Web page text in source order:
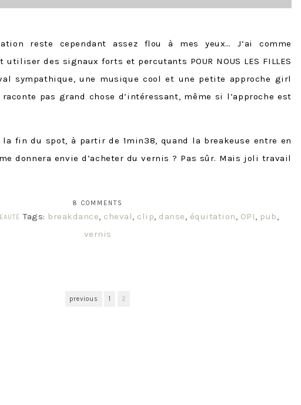
reste cependant assez flou à mes yeux… J’ai comme
utiliser des signaux forts et percutants POUR NOUS LES FILLES
sympathique, une musique cool et une petite approche girl
pas grand chose d’intéressant, même si l’approche est
la fin du spot, à partir de 1min38, quand la breakeuse entre en
donnera envie d’acheter du vernis ? Pas sûr. Mais joli travail
8 COMMENTS
Tags: breakdance, cheval, clip, danse, équitation, OPI, pub,
vernis
previous 1 2